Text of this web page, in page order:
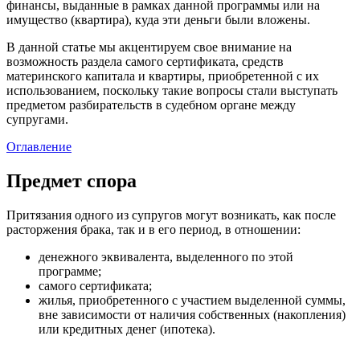
финансы, выданные в рамках данной программы или на
имущество (квартира), куда эти деньги были вложены.
В данной статье мы акцентируем свое внимание на
возможность раздела самого сертификата, средств
материнского капитала и квартиры, приобретенной с их
использованием, поскольку такие вопросы стали выступать
предметом разбирательств в судебном органе между
супругами.
Оглавление
Предмет спора
Притязания одного из супругов могут возникать, как после
расторжения брака, так и в его период, в отношении:
денежного эквивалента, выделенного по этой
программе;
самого сертификата;
жилья, приобретенного с участием выделенной суммы,
вне зависимости от наличия собственных (накопления)
или кредитных денег (ипотека).